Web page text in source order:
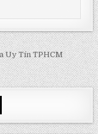
Uy Tín TPHCM